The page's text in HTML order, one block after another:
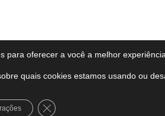
para oferecer a você a melhor
quais cookies estamos usando ou
Close GDPR Cookie Banner